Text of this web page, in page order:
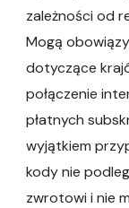
zależności od
Mogą
dotyczące
połączenie
płatnych
wyjątkiem
kody nie
zwrotowi i nie